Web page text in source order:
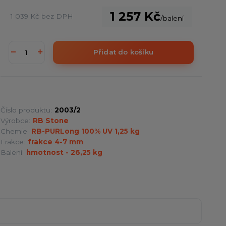
1 257 Kč/balení
1 039 Kč bez DPH
Přidat do košíku
Číslo produktu: 2003/2
Výrobce: RB Stone
Chemie: RB-PURLong 100% UV 1,25 kg
Frakce: frakce 4-7 mm
Balení: hmotnost - 26,25 kg